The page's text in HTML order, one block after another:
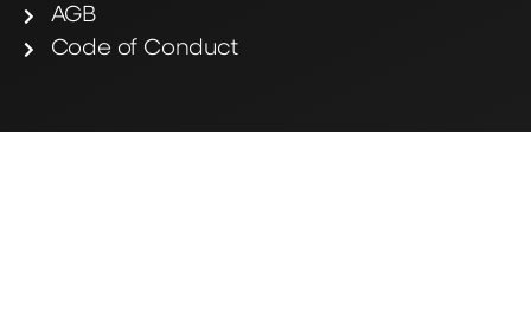
AGB
Code of Conduct